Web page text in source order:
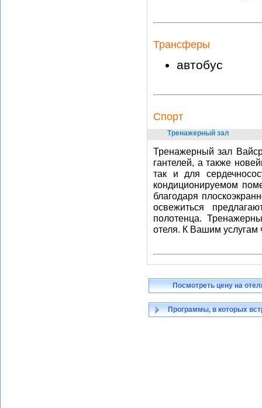
Трансферы
автобус
Спорт
Тренажерный зал
Тренажерный зал
гантелей, а также
так и для
кондиционируемом
благодаря
освежиться
полотенца.
отеля. К Вашим услугам
Посмотреть цену на
Программы, в которых